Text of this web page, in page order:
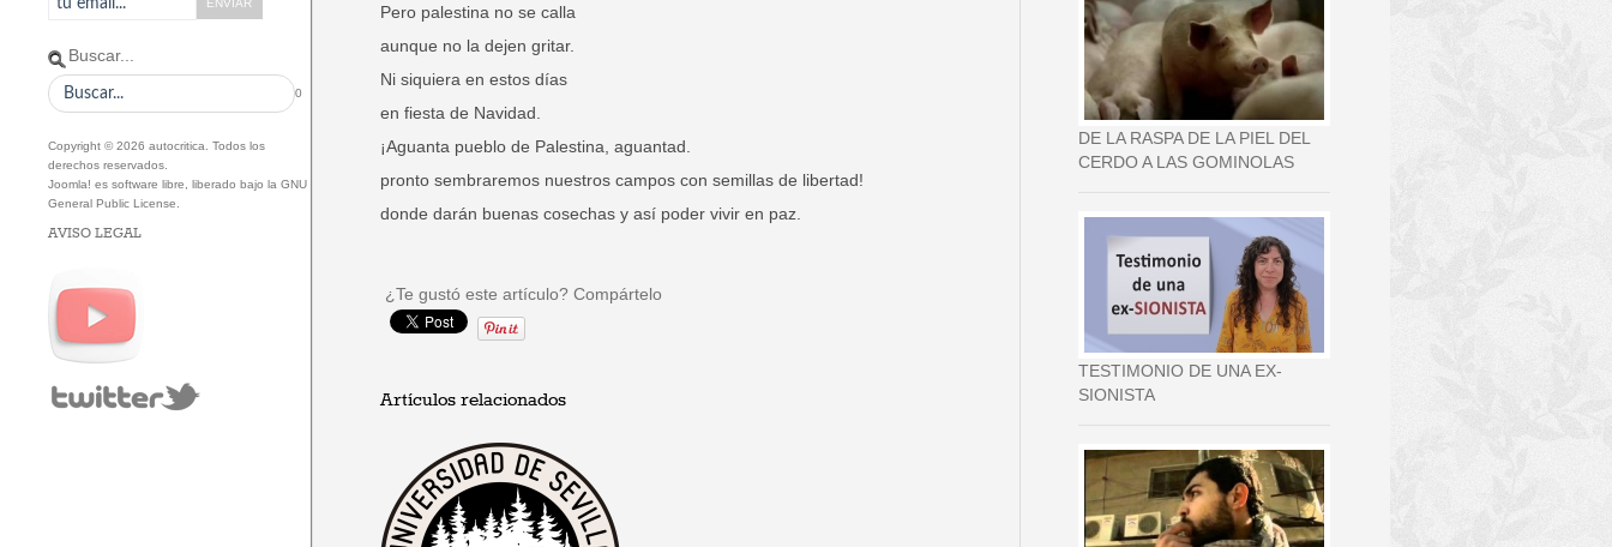
Buscar...
0
Copyright © 2026 autocritica. Todos los
derechos reservados.
Joomla! es software libre, liberado bajo la GNU
General Public License.
AVISO LEGAL
Pero palestina no se calla
aunque no la dejen gritar.
Ni siquiera en estos días
en fiesta de Navidad.
¡Aguanta pueblo de Palestina, aguantad.
pronto sembraremos nuestros campos con semillas de libertad!
donde darán buenas cosechas y así poder vivir en paz.
¿Te gustó este artículo? Compártelo
Artículos relacionados
DE LA RASPA DE LA PIEL DEL
CERDO A LAS GOMINOLAS
TESTIMONIO DE UNA EX-
SIONISTA